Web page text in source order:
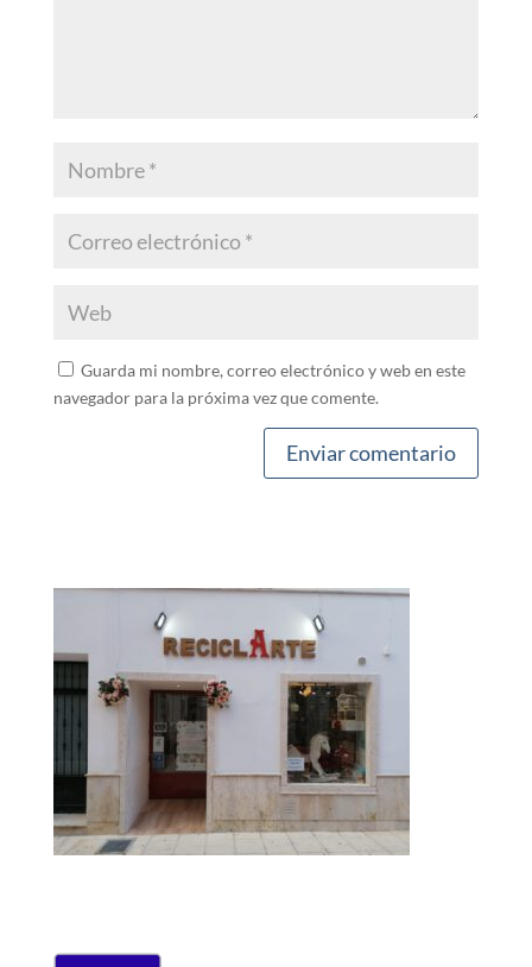
Guarda mi nombre, correo electrónico y web en este
navegador para la próxima vez que comente.